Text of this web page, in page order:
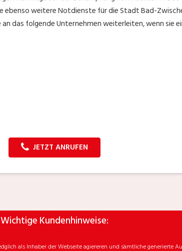
ebenso weitere Notdienste für die Stadt Bad-
das folgende Unternehmen weiterleiten, wenn sie
JETZT ANRUFEN
Wichtige Kundenhinweise:
als Inhaber der Webseite agiereren und sämtliche generierte